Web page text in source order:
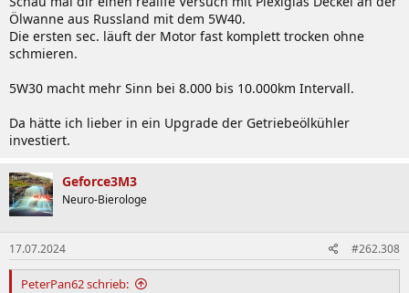
Ölwanne aus Russland mit dem 5W40.
Die ersten sec. läuft der Motor fast komplett trocken ohne
schmieren.
5W30 macht mehr Sinn bei 8.000 bis 10.000km Intervall.
Da hätte ich lieber in ein Upgrade der Getriebeölkühler
investiert.
Geforce3M3
Neuro-Bierologe
17.07.2024 #262.308
PeterPan62 schrieb: